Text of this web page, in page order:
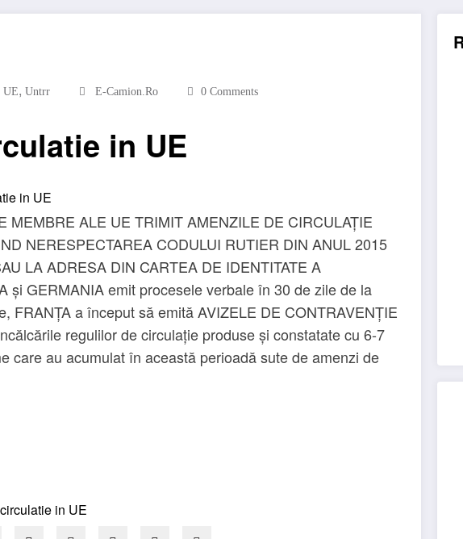
, Untrr E-Camion.ro 0 Comments
in UE
MEMBRE ALE UE TRIMIT AMENZILE DE CIRCULAȚIE
NERESPECTAREA CODULUI RUTIER DIN ANUL 2015
LA ADRESA DIN CARTEA DE IDENTITATE A
și GERMANIA emit procesele verbale în 30 de zile de la
FRANȚA a început să emită AVIZELE DE CONTRAVENȚIE
regulilor de circulație produse și constatate cu 6-7
care au acumulat în această perioadă sute de amenzi de